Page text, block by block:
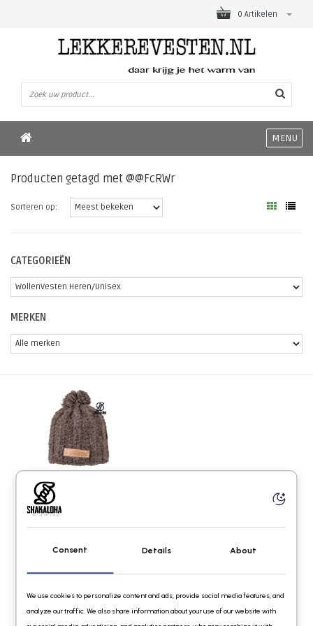
0 Artikelen
MENU
Producten getagd met @@FcRWr
Sorteren op:
CATEGORIEËN
MERKEN
Shakaloha Bint Beanie Choco
€29,95
Consent Details About
We use cookies to personalize content and ads, provide social media features, and
analyze our traffic. We also share information about your use of our website with